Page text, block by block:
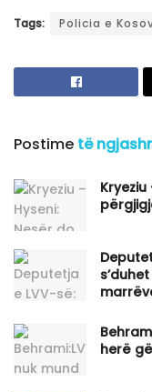
Tags: Policia e
Postime të
herë